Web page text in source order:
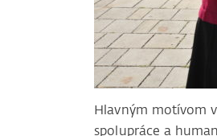
Hlavným motívom
spolupráce a